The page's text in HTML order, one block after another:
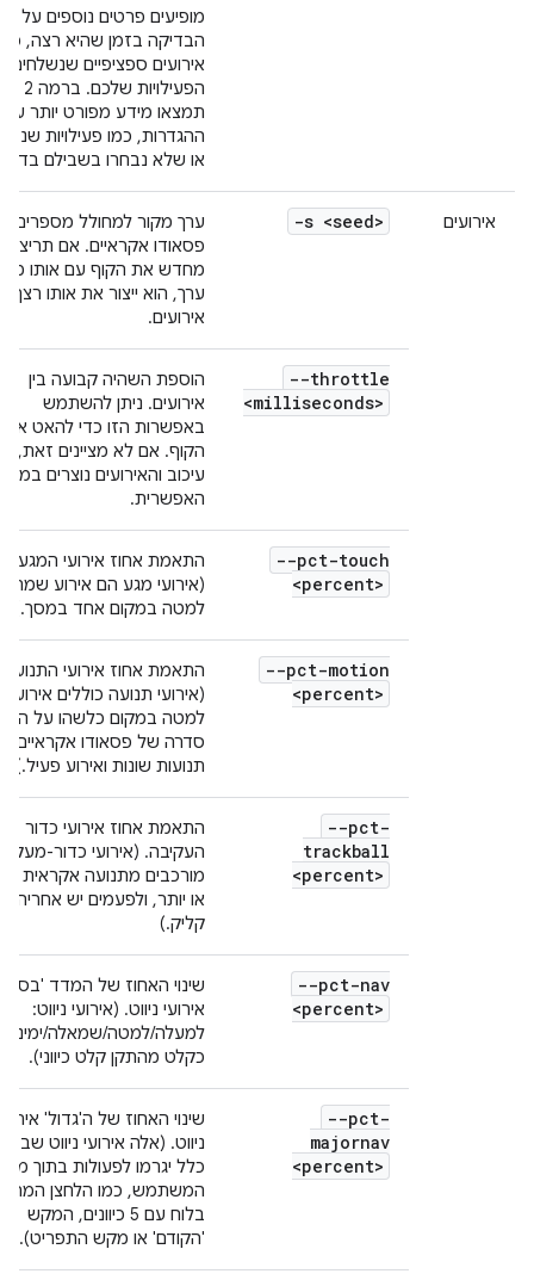
מופיעים פרטים נוספים על
הבדיקה בזמן שהיא רצה,
אירועים ספציפיים שנשלחים
הפעילויות שלכם. ברמה 2
תמצאו מידע מפורט יותר על
ההגדרות, כמו פעילויות
או שלא נבחרו בשבילם
אירועים -s <seed>
ערך מקור למחולל מספרים
פסאודו אקראיים. אם תריצו
מחדש את הקוף עם אותו
ערך, הוא ייצור את אותו רצף
אירועים.
--throttle
<milliseconds>
הוספת השהיה קבועה בין
אירועים. ניתן להשתמש
באפשרות הזו כדי להאט את
הקוף. אם לא מציינים זאת,
עיכוב והאירועים נוצרים
האפשרית.
--pct-touch
<percent>
התאמת אחוז אירועי המגע.
(אירועי מגע הם אירוע
למטה במקום אחד במסך.)
--pct-motion
<percent>
התאמת אחוז אירועי התנועה.
(אירועי תנועה כוללים אירוע
למטה במקום כלשהו על
סדרה של פסאודו אקראיים
תנועות שונות ואירוע פעיל.)
--pct-
trackball
<percent>
התאמת אחוז אירועי כדור
העקיבה. (אירועי כדור-מעקב
מורכבים מתנועה אקראית
או יותר, ולפעמים יש אחריהן
קליק.)
--pct-nav
<percent>
שינוי האחוז של המדד
אירועי ניווט. (אירועי ניווט:
למעלה/למטה/שמאלה/ימינה,
כקלט מהתקן קלט כיווני).
--pct-
majornav
<percent>
שינוי האחוז של ה'גדול'
ניווט. (אלה אירועי ניווט
כלל יגרמו לפעולות בתוך
המשתמש, כמו הלחצן
בלוח עם 5 כיוונים, המקש
'הקודם' או מקש התפריט).